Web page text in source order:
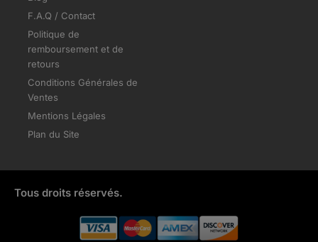
F.A.Q / Contact
Politique de
remboursement et de
retours
Conditions Générales de
Ventes
Mentions Légales
Plan du Site
Tous droits réservés.